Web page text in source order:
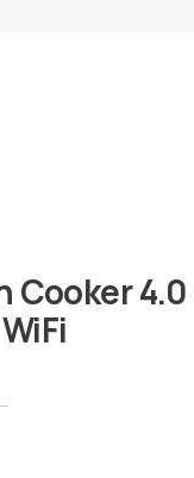
Cooker 4.0